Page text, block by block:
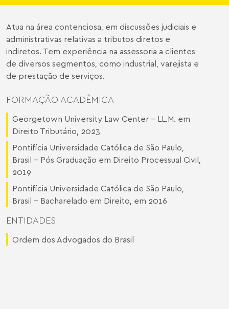
Atua na área contenciosa, em discussões judiciais e
administrativas relativas a tributos diretos e
indiretos. Tem experiência na assessoria a clientes
de diversos segmentos, como industrial, varejista e
de prestação de serviços.
FORMAÇÃO ACADÊMICA
Georgetown University Law Center - LL.M. em
Direito Tributário, 2023
Pontifícia Universidade Católica de São Paulo,
Brasil - Pós Graduação em Direito Processual Civil,
2019
Pontifícia Universidade Católica de São Paulo,
Brasil - Bacharelado em Direito, em 2016
ENTIDADES
Ordem dos Advogados do Brasil